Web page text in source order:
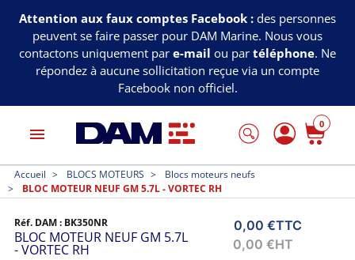
Attention aux faux comptes Facebook : des personnes
peuvent se faire passer pour DAM Marine. Nous vous
contactons uniquement par e-mail ou par téléphone. Ne
répondez à aucune sollicitation reçue via un compte
Facebook non officiel.
menu
0
Accueil BLOCS MOTEURS
Blocs moteurs neufs
BLOC MOTEUR NEUF GM 5.7L - VORTEC RH
Réf. DAM : BK350NR
BLOC MOTEUR NEUF GM 5.7L
- VORTEC RH
0,00 €TTC
0,00 €HT